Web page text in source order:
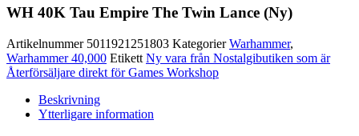
WH 40K Tau Empire The Twin Lance (Ny)
Artikelnummer 5011921251803 Kategorier Warhammer,
Warhammer 40,000 Etikett Ny vara från Nostalgibutiken som är
Återförsäljare direkt för Games Workshop
Beskrivning
Ytterligare information